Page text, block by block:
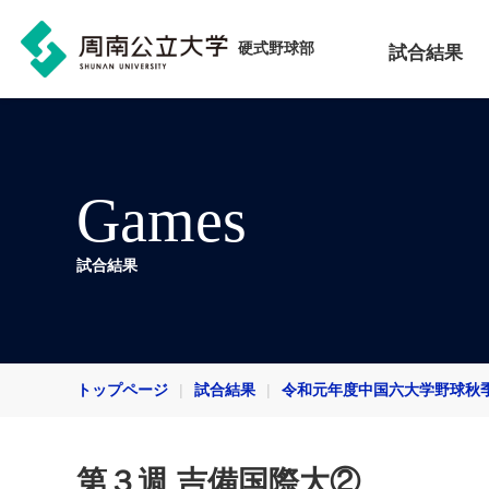
硬式野球部 試合結果
Games
試合結果
トップページ 試合結果 令和元年度中国六大学野球秋
第３週 吉備国際大②